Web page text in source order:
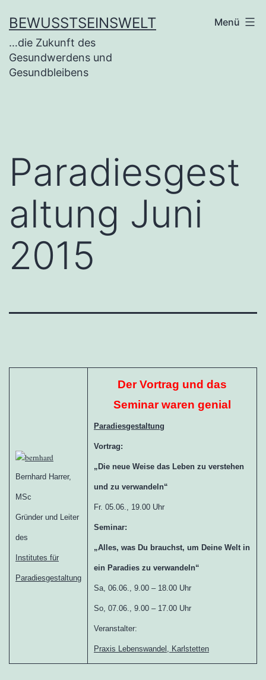
BEWUSSTSEINSWELT
…die Zukunft des
Gesundwerdens und
Gesundbleibens
Menü
Paradiesgest
altung Juni
2015
Bernhard Harrer,
MSc
Gründer und Leiter
des
Institutes für
Paradiesgestaltung
Der Vortrag und das
Seminar waren genial
Paradiesgestaltung
Vortrag:
„Die neue Weise das Leben zu verstehen
und zu verwandeln“
Fr. 05.06., 19.00 Uhr
Seminar:
„Alles, was Du brauchst, um Deine Welt in
ein Paradies zu verwandeln“
Sa, 06.06., 9.00 – 18.00 Uhr
So, 07.06., 9.00 – 17.00 Uhr
Veranstalter:
Praxis Lebenswandel, Karlstetten